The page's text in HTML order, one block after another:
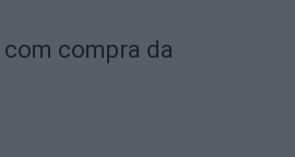
compra da